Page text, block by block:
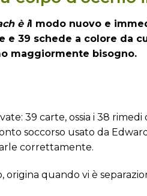
è il modo nuovo e
e 39 schede a colore da
maggiormente bisogno.
39 carte, ossia i 38
soccorso usato da
correttamente.
origina quando vi è